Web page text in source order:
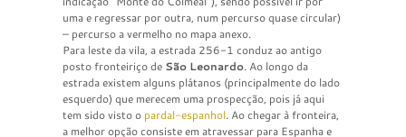
uma e regressar por outra, num percurso quase circular)
– percurso a vermelho no mapa anexo.
Para leste da vila, a estrada 256-1 conduz ao antigo
posto fronteiriço de São Leonardo. Ao longo da
estrada existem alguns plátanos (principalmente do lado
esquerdo) que merecem uma prospecção, pois já aqui
tem sido visto o pardal-espanhol. Ao chegar à fronteira,
a melhor opção consiste em atravessar para Espanha e